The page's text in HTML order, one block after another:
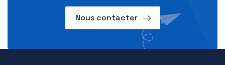
Nous contacter